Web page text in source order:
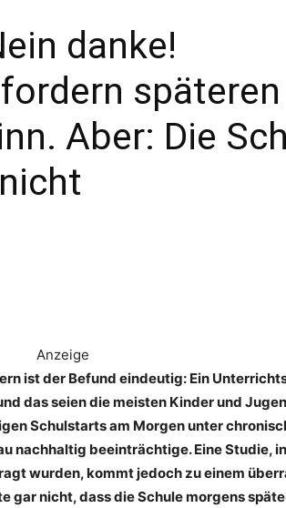
danke!
späteren
Aber: Die
Anzeige
ist der Befund eindeutig: Ein
das seien die meisten Kinder und
Schulstarts am Morgen unter
nachhaltig beeinträchtige. Eine Studie,
wurden, kommt jedoch zu einem
gar nicht, dass die Schule morgens